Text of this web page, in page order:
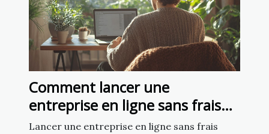
Comment lancer une
entreprise en ligne sans frais
initiaux ?
Lancer une entreprise en ligne sans frais